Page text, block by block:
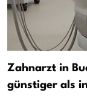
Zahnarzt in
günstiger als